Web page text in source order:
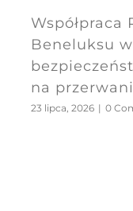
Beneluksu
na
23 lipca, 2026 | 0